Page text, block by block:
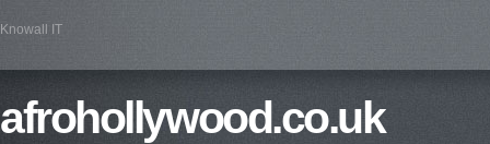
Knowall IT
afrohollywood.co.uk